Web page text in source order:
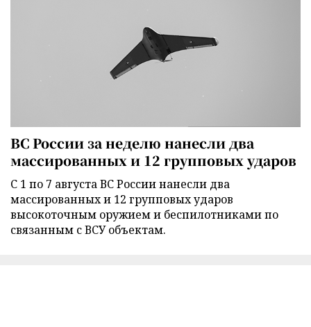
ВС России за неделю нанесли два
массированных и 12 групповых ударов
С 1 по 7 августа ВС России нанесли два
массированных и 12 групповых ударов
высокоточным оружием и беспилотниками по
связанным с ВСУ объектам.